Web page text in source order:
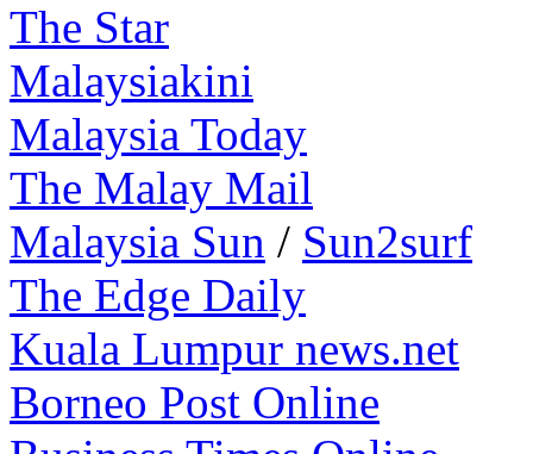
The Star
Malaysiakini
Malaysia Today
The Malay Mail
Malaysia Sun / Sun2surf
The Edge Daily
Kuala Lumpur news.net
Borneo Post Online